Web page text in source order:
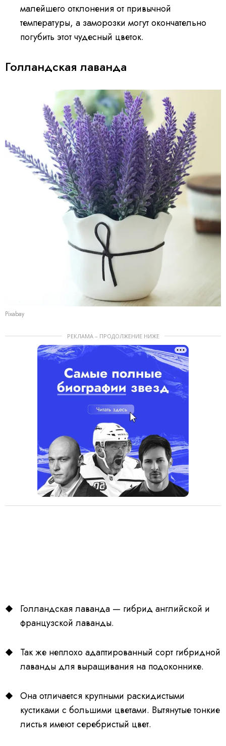
малейшего отклонения от привычной
температуры, а заморозки могут окончательно
погубить этот чудесный цветок.
Голландская лаванда
Pixabay
РЕКЛАМА – ПРОДОЛЖЕНИЕ НИЖЕ
Голландская лаванда — гибрид английской и
французской лаванды.
Так же неплохо адаптированный сорт гибридной
лаванды для выращивания на подоконнике.
Она отличается крупными раскидистыми
кустиками с большими цветами. Вытянутые тонкие
листья имеют серебристый цвет.